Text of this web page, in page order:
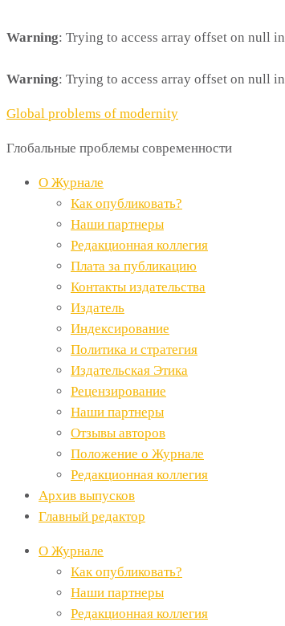
Warning: Trying to access array offset on null in
Warning: Trying to access array offset on null in
Global problems of modernity
Глобальные проблемы современности
О Журнале
Как опубликовать?
Наши партнеры
Редакционная коллегия
Плата за публикацию
Контакты издательства
Издатель
Индексирование
Политика и стратегия
Издательская Этика
Рецензирование
Наши партнеры
Отзывы авторов
Положение о Журнале
Редакционная коллегия
Архив выпусков
Главный редактор
О Журнале
Как опубликовать?
Наши партнеры
Редакционная коллегия